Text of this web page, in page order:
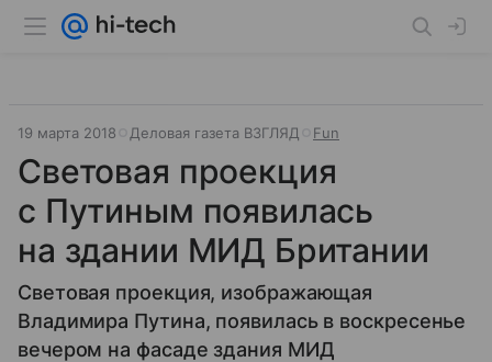
19 марта 2018 Деловая газета ВЗГЛЯД Fun
Световая проекция
с Путиным появилась
на здании МИД Британии
Световая проекция, изображающая
Владимира Путина, появилась в воскресенье
вечером на фасаде здания МИД